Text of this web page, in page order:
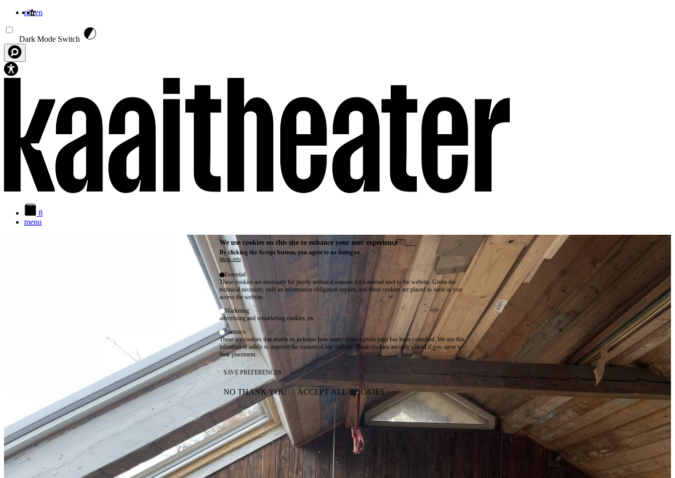
nlfren
Dark Mode Switch
8
menu
We use cookies on this site to enhance your user experience
By clicking the Accept button, you agree to us doing so.
More info
Essential
These cookies are necessary for purely technical reasons for a normal visit to the website. Given the
technical necessity, only an information obligation applies, and these cookies are placed as soon as you
access the website.
Marketing
advertising and remarketing cookies, etc.
Statistics
These are cookies that enable us to know how many times a given page has been consulted. We use this
information solely to improve the content of our website. These cookies are only placed if you agree to
their placement.
SAVE PREFERENCES
NO THANK YOU ACCEPT ALL COOKIES
WITHDRAW CONSENT